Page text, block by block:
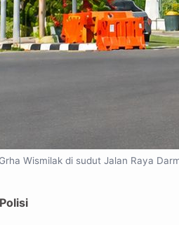
Wismilak di sudut Jalan Raya